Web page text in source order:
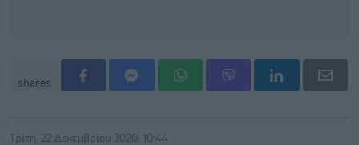
shares
Τρίτη, 22 Δεκεμβρίου 2020, 10:44